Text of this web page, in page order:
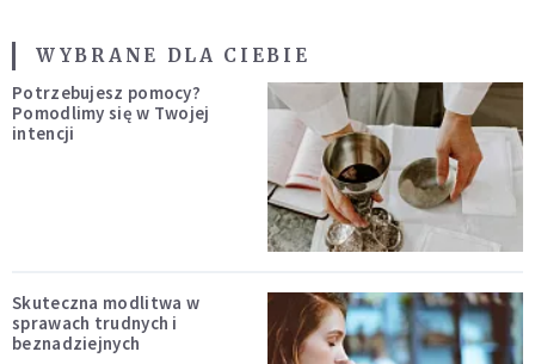
WYBRANE DLA CIEBIE
Potrzebujesz pomocy?
Pomodlimy się w Twojej
intencji
Skuteczna modlitwa w
sprawach trudnych i
beznadziejnych